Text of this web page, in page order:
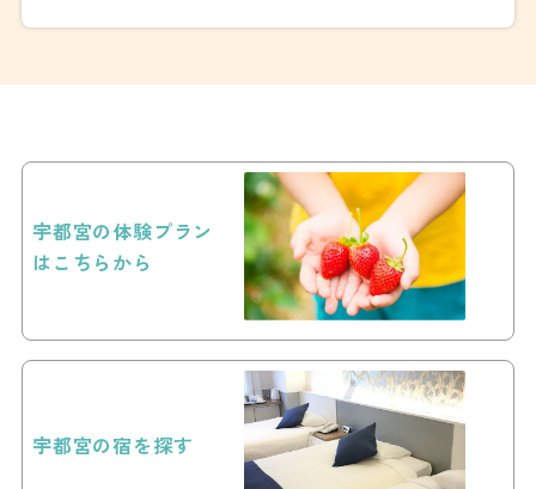
宇都宮の体験プラン
はこちらから
宇都宮の宿を探す